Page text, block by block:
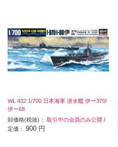
WL 432 1/700 日本海軍 潜水艦 伊ー370/
伊ー68
卸価格(税抜)： 取引中の会員のみ公開 /
定価： 900 円